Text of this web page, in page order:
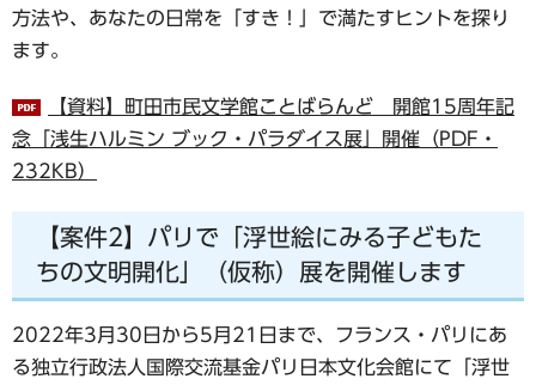
方法や、あなたの日常を「すき！」で満たすヒントを探り
ます。
【資料】町田市民文学館ことばらんど 開館15周年記
念「浅生ハルミン ブック・パラダイス展」開催（PDF・
232KB）
【案件2】パリで「浮世絵にみる子どもた
ちの文明開化」（仮称）展を開催します
2022年3月30日から5月21日まで、フランス・パリにあ
る独立行政法人国際交流基金パリ日本文化会館にて「浮世